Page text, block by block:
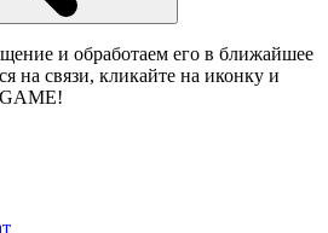
и обработаем его в ближайшее
на связи, кликайте на иконку и